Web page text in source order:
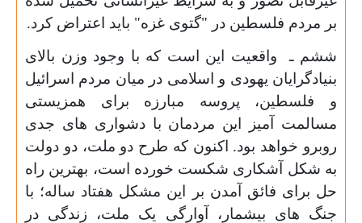
بر مردم فلسطین در "گتوی غزه" باید اعتراض کرد.
ششم ـ واقعیت این است که با وجود وزن بالای
بنیادگرایان یهودی و اسلامی در میان مردم اسرائیل
و فلسطین، پروسه مبارزه برای همزیستی
مسالمت آمیز این مردمان با دشواری های جدی
روبرو خواهد بود. اکنون که طرح دو ملت، دو دولت
به شکل آشکاری شکست خورده است، بهترین راه
حل برای فائق آمدن بر این مشکل هفتاد ساله؛ با
جنگ های بیشمار، آوارگی یک ملت، زندگی در